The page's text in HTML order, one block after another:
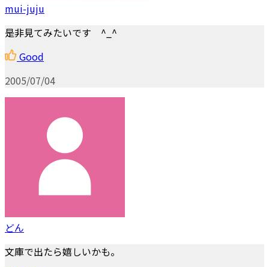
mui-juju
是非見てみたいです ^_^
Good
2005/07/04
どん
文庫で出たら嬉しいかも。